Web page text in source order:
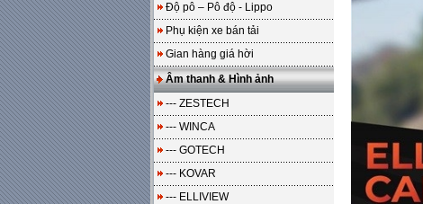
Độ pô – Pô độ - Lippo
Phụ kiện xe bán tải
Gian hàng giá hời
Âm thanh & Hình ảnh
--- ZESTECH
--- WINCA
--- GOTECH
--- KOVAR
--- ELLIVIEW